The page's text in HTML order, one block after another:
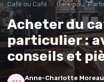
Café ou Café Café pour
Acheter du
particulier :
conseils et
Anne-Charlotte Moreau
Conseils barista
→ Je